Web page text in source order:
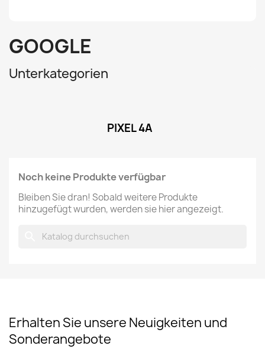
GOOGLE
Unterkategorien
PIXEL 4A
Noch keine Produkte verfügbar
Bleiben Sie dran! Sobald weitere Produkte
hinzugefügt wurden, werden sie hier angezeigt.
Erhalten Sie unsere Neuigkeiten und
Sonderangebote